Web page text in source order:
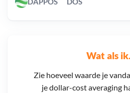
Wat als
Zie hoeveel waarde je
je dollar-cost averaging